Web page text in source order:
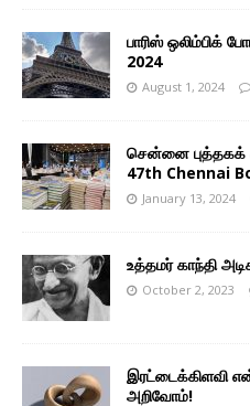
பாரிஸ் ஒலிம்பிக்
2024
August 1, 2024
சென்னை புத்தகக்
47th Chennai
January 13, 2024
உத்தமர் காந்தி
October 2, 2023
இரட்டைக்கிளவி
அறிவோம்!